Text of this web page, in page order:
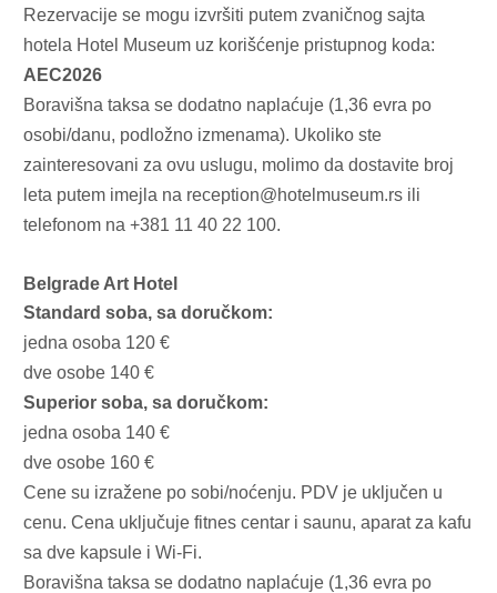
Rezervacije se mogu izvršiti putem zvaničnog sajta
hotela Hotel Museum uz korišćenje pristupnog koda:
AEC2026
Boravišna taksa se dodatno naplaćuje (1,36 evra po
osobi/danu, podložno izmenama). Ukoliko ste
zainteresovani za ovu uslugu, molimo da dostavite broj
leta putem imejla na reception@hotelmuseum.rs ili
telefonom na +381 11 40 22 100.
Belgrade Art Hotel
Standard soba, sa doručkom:
jedna osoba 120 €
dve osobe 140 €
Superior soba, sa doručkom:
jedna osoba 140 €
dve osobe 160 €
Cene su izražene po sobi/noćenju. PDV je uključen u
cenu. Cena uključuje fitnes centar i saunu, aparat za kafu
sa dve kapsule i Wi-Fi.
Boravišna taksa se dodatno naplaćuje (1,36 evra po